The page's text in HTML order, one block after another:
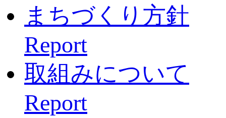
まちづくり方針
Report
取組みについて
Report